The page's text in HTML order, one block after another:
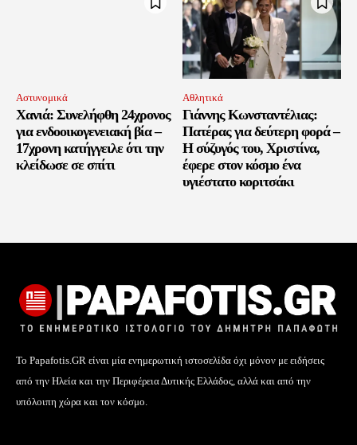
Αστυνομικά
Χανιά: Συνελήφθη 24χρονος
για ενδοοικογενειακή βία –
17χρονη κατήγγειλε ότι την
κλείδωσε σε σπίτι
Αθλητικά
Γιάννης Κωνσταντέλιας:
Πατέρας για δεύτερη φορά –
Η σύζυγός του, Χριστίνα,
έφερε στον κόσμο ένα
υγιέστατο κοριτσάκι
Το Papafotis.GR είναι μία ενημερωτική ιστοσελίδα όχι μόνον με ειδήσεις
από την Ηλεία και την Περιφέρεια Δυτικής Ελλάδος, αλλά και από την
υπόλοιπη χώρα και τον κόσμο.